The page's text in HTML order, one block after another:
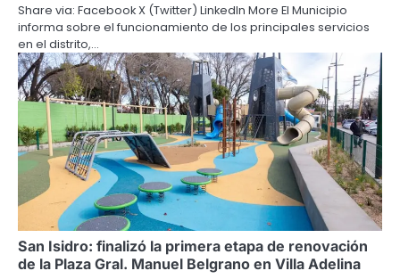
Share via: Facebook X (Twitter) LinkedIn More El Municipio
informa sobre el funcionamiento de los principales servicios
en el distrito,…
San Isidro: finalizó la primera etapa de renovación
de la Plaza Gral. Manuel Belgrano en Villa Adelina